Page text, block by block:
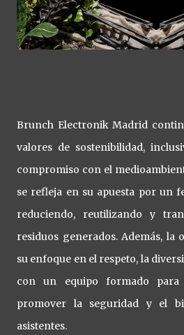
Brunch Electronik Madrid
valores de sostenibilidad,
compromiso con el
se refleja en su apuesta por un
reduciendo, reutilizando y
residuos generados. Además, la
su enfoque en el respeto, la
con un equipo formado
promover la seguridad y el
asistentes.